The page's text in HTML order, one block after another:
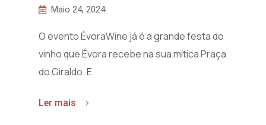
Maio 24, 2024
O evento ÉvoraWine já é a grande festa do
vinho que Évora recebe na sua mítica Praça
do Giraldo. E
Ler mais